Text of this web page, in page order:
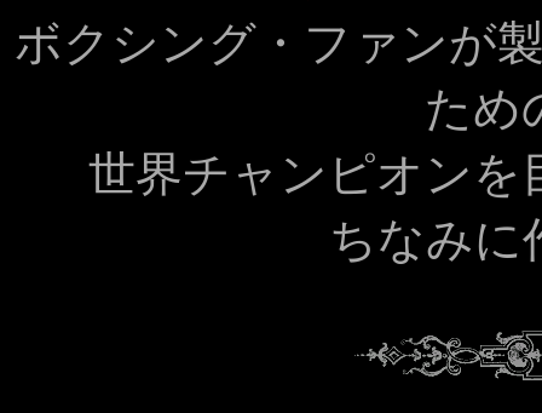
ボクシング・ファンが
ため
世界チャンピオンを
ちなみ